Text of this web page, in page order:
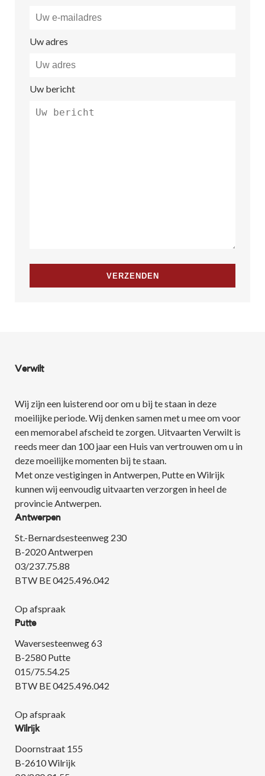
Uw adres
Uw bericht
Verwilt
Wij zijn een luisterend oor om u bij te staan in deze
moeilijke periode. Wij denken samen met u mee om voor
een memorabel afscheid te zorgen. Uitvaarten Verwilt is
reeds meer dan 100 jaar een Huis van vertrouwen om u in
deze moeilijke momenten bij te staan.
Met onze vestigingen in Antwerpen, Putte en Wilrijk
kunnen wij eenvoudig uitvaarten verzorgen in heel de
provincie Antwerpen.
Antwerpen
St.-Bernardsesteenweg 230
B-2020 Antwerpen
03/237.75.88
BTW BE 0425.496.042
Op afspraak
Putte
Waversesteenweg 63
B-2580 Putte
015/75.54.25
BTW BE 0425.496.042
Op afspraak
Wilrijk
Doornstraat 155
B-2610 Wilrijk